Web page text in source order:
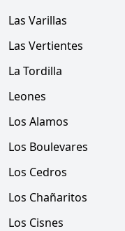
Las Varillas
Las Vertientes
La Tordilla
Leones
Los Alamos
Los Boulevares
Los Cedros
Los Chañaritos
Los Cisnes